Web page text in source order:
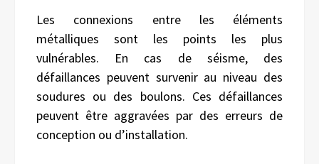
Les connexions entre les éléments
métalliques sont les points les plus
vulnérables. En cas de séisme, des
défaillances peuvent survenir au niveau des
soudures ou des boulons. Ces défaillances
peuvent être aggravées par des erreurs de
conception ou d’installation.